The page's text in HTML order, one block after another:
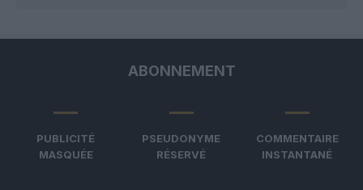
ABONNEMENT
PUBLICITÉ
MASQUÉE
PSEUDONYME
RÉSERVÉ
COMMENTAIRE
INSTANTANÉ